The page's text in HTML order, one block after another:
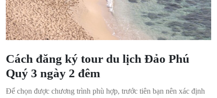
Cách đăng ký tour du lịch Đảo Phú
Quý 3 ngày 2 đêm
Để chọn được chương trình phù hợp, trước tiên bạn nên xác định